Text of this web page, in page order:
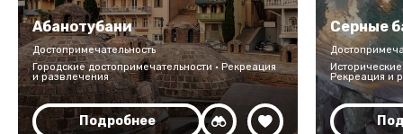
Абанотубани
Достопримечательность
Городские достопримечательности · Рекреация
и развлечения
Подробнее
Серные
Рекреация и